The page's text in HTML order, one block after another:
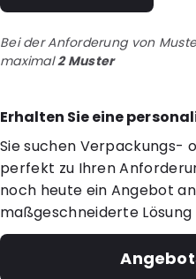
Bei der Anforderung von
maximal2 Muster
Erhalten Sie eine
Sie suchen Verpackungs-
perfekt zu Ihren
noch heute ein Angebot
maßgeschneiderte